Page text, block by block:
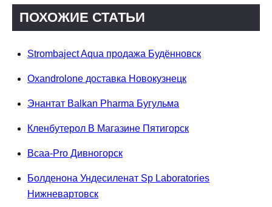
ПОХОЖИЕ СТАТЬИ
Strombaject Aqua продажа Будённовск
Oxandrolone доставка Новокузнецк
Энантат Balkan Pharma Бугульма
Кленбутерол В Магазине Пятигорск
Bcaa-Pro Дивногорск
Болденона Ундесиленат Sp Laboratories
Нижневартовск